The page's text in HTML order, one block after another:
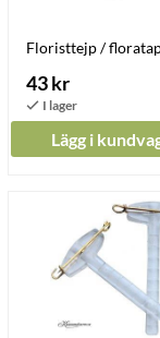
Floristtejp /
43 kr
Lägg i